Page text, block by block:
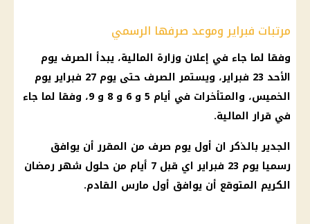
مرتبات فبراير وموعد صرفها الرسمي
وفقا لما جاء في إعلان وزارة المالية، يبدأ الصرف يوم
الأحد 23 فبراير، ويستمر الصرف حتى يوم 27 فبراير يوم
الخميس، والمتأخرات في أيام 5 و 6 و 8 و 9، وفقا لما جاء
في قرار المالية.
الجدير بالذكر ان أول يوم صرف من المقرر أن يوافق
رسميا يوم 23 فبراير اي قبل 7 أيام من حلول شهر رمضان
الكريم المتوقع أن يوافق أول مارس القادم.